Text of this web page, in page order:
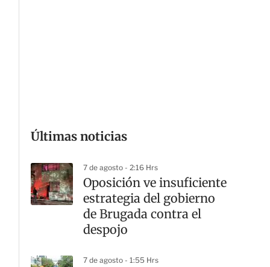
Últimas noticias
7 de agosto - 2:16 Hrs
Oposición ve insuficiente
estrategia del gobierno
de Brugada contra el
despojo
7 de agosto - 1:55 Hrs